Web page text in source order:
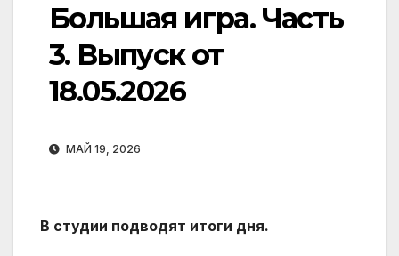
Большая игра. Часть
3. Выпуск от
18.05.2026
МАЙ 19, 2026
В студии подводят итоги дня.